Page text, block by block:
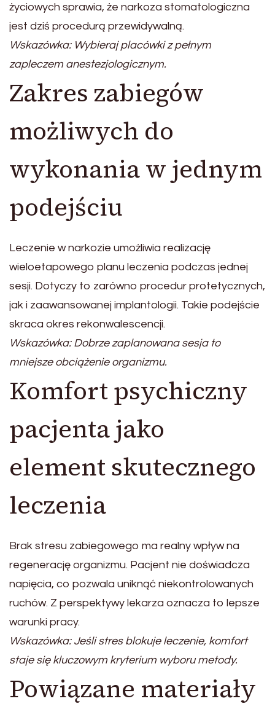
życiowych sprawia, że narkoza stomatologiczna
jest dziś procedurą przewidywalną.
Wskazówka: Wybieraj placówki z pełnym
zapleczem anestezjologicznym.
Zakres zabiegów
możliwych do
wykonania w jednym
podejściu
Leczenie w narkozie umożliwia realizację
wieloetapowego planu leczenia podczas jednej
sesji. Dotyczy to zarówno procedur protetycznych,
jak i zaawansowanej implantologii. Takie podejście
skraca okres rekonwalescencji.
Wskazówka: Dobrze zaplanowana sesja to
mniejsze obciążenie organizmu.
Komfort psychiczny
pacjenta jako
element skutecznego
leczenia
Brak stresu zabiegowego ma realny wpływ na
regenerację organizmu. Pacjent nie doświadcza
napięcia, co pozwala uniknąć niekontrolowanych
ruchów. Z perspektywy lekarza oznacza to lepsze
warunki pracy.
Wskazówka: Jeśli stres blokuje leczenie, komfort
staje się kluczowym kryterium wyboru metody.
Powiązane materiały